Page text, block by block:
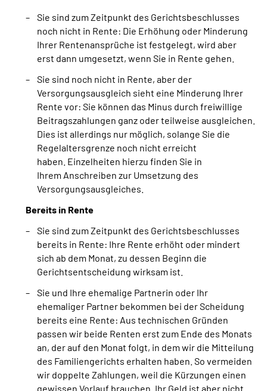
Sie sind zum Zeitpunkt des Gerichtsbeschlusses
noch nicht in Rente: Die Erhöhung oder Minderung
Ihrer Rentenansprüche ist festgelegt, wird aber
erst dann umgesetzt, wenn Sie in Rente gehen.
Sie sind noch nicht in Rente, aber der
Versorgungsausgleich sieht eine Minderung Ihrer
Rente vor: Sie können das Minus durch freiwillige
Beitragszahlungen ganz oder teilweise ausgleichen.
Dies ist allerdings nur möglich, solange Sie die
Regelaltersgrenze noch nicht erreicht
haben. Einzelheiten hierzu finden Sie in
Ihrem Anschreiben zur Umsetzung des
Versorgungsausgleiches.
Bereits in Rente
Sie sind zum Zeitpunkt des Gerichtsbeschlusses
bereits in Rente: Ihre Rente erhöht oder mindert
sich ab dem Monat, zu dessen Beginn die
Gerichtsentscheidung wirksam ist.
Sie und Ihre ehemalige Partnerin oder Ihr
ehemaliger Partner bekommen bei der Scheidung
bereits eine Rente: Aus technischen Gründen
passen wir beide Renten erst zum Ende des Monats
an, der auf den Monat folgt, in dem wir die Mitteilung
des Familiengerichts erhalten haben. So vermeiden
wir doppelte Zahlungen, weil die Kürzungen einen
gewissen Vorlauf brauchen. Ihr Geld ist aber nicht